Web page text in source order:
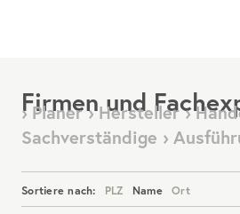
Firmen und
› Planer › Hersteller ›
Sachverständige ›
Sortiere nach: PLZ Name Ort